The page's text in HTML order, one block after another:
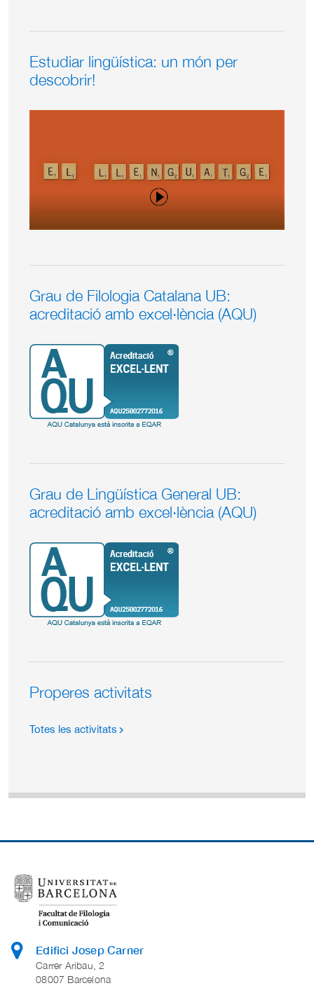
Estudiar lingüística: un món per
descobrir!
Grau de Filologia Catalana UB:
acreditació amb excel·lència (AQU)
Grau de Lingüística General UB:
acreditació amb excel·lència (AQU)
Properes activitats
Totes les activitats
Edifici Josep Carner
Carrer Aribau, 2
08007 Barcelona